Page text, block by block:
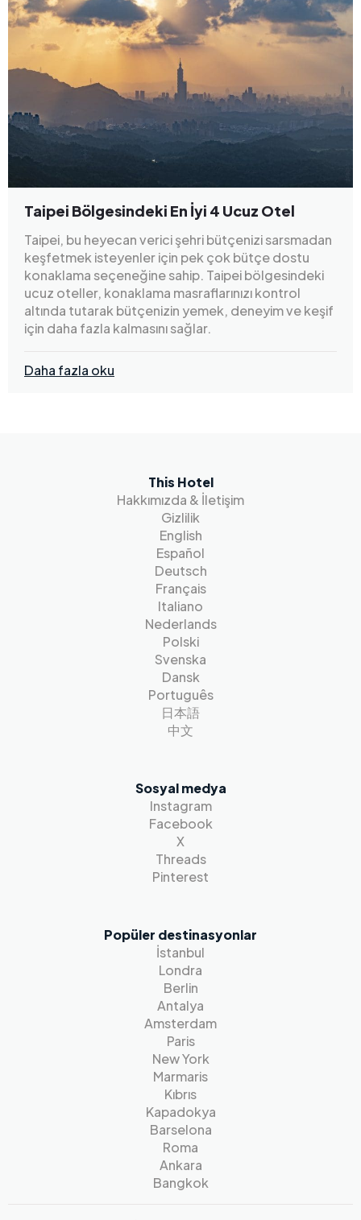
Taipei Bölgesindeki En İyi 4 Ucuz Otel
Taipei, bu heyecan verici şehri bütçenizi sarsmadan
keşfetmek isteyenler için pek çok bütçe dostu
konaklama seçeneğine sahip. Taipei bölgesindeki
ucuz oteller, konaklama masraflarınızı kontrol
altında tutarak bütçenizin yemek, deneyim ve keşif
için daha fazla kalmasını sağlar.
Daha fazla oku
This Hotel
Hakkımızda & İletişim
Gizlilik
English
Español
Deutsch
Français
Italiano
Nederlands
Polski
Svenska
Dansk
Português
日本語
中文
Sosyal medya
Instagram
Facebook
X
Threads
Pinterest
Popüler destinasyonlar
İstanbul
Londra
Berlin
Antalya
Amsterdam
Paris
New York
Marmaris
Kıbrıs
Kapadokya
Barselona
Roma
Ankara
Bangkok